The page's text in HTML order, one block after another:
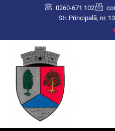
0260-671 102
Str. Principală, nr.